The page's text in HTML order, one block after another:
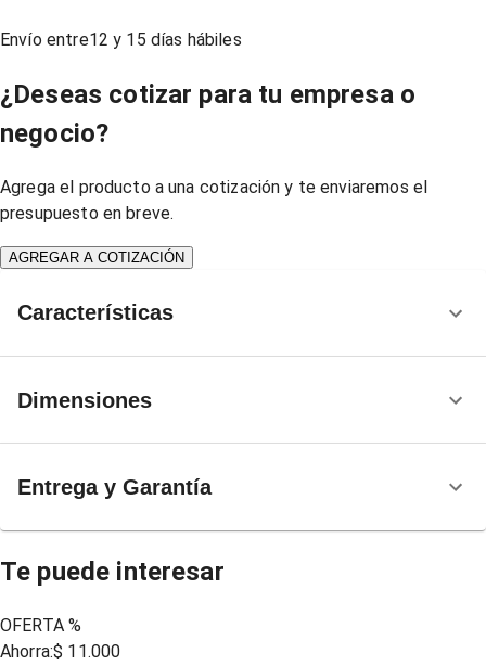
Envío entre12 y 15 días hábiles
¿Deseas cotizar para tu empresa o
negocio?
Agrega el producto a una cotización y te enviaremos el
presupuesto en breve.
AGREGAR A COTIZACIÓN
Características
Dimensiones
Entrega y Garantía
Te puede interesar
OFERTA %
Ahorra:$ 11.000